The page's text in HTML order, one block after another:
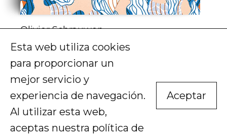
Olivier Schrauwen
Arsène Schrauwen II
14,00€ COMPRAR
1 2
Esta web utiliza cookies
para proporcionar un
mejor servicio y
experiencia de navegación.
Al utilizar esta web,
aceptas nuestra política de
Aceptar